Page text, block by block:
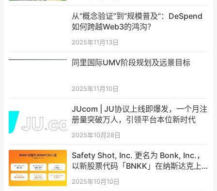
从“概念验证”到“规模普及”：DeSpend
如何跨越Web3的鸿沟？
2025年11月13日
同里国际UMV阶段规划及远景目标
2025年11月10日
JUcom | JU协议上线即爆发，一个月注
册量突破万人，引领平台本位新时代
2025年10月28日
Safety Shot, Inc. 更名为 Bonk, Inc.，
以新股票代码「BNKK」在纳斯达克上
2025年10月10日